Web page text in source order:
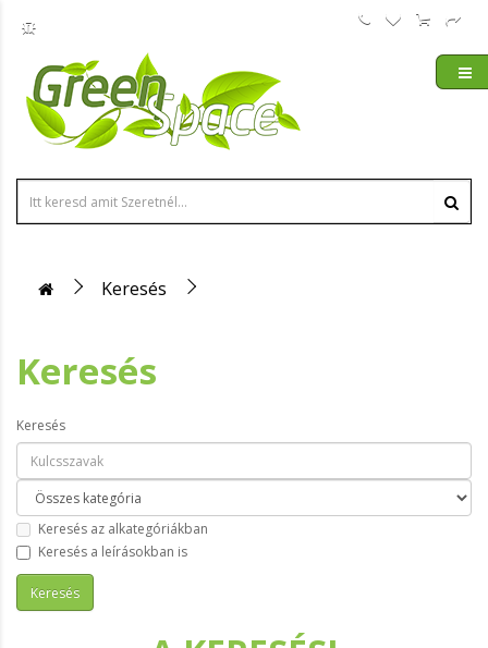
Keresés
Keresés
Keresés
Keresés az alkategóriákban
Keresés a leírásokban is